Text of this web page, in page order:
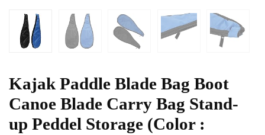
Kajak Paddle Blade Bag Boot
Canoe Blade Carry Bag Stand-
up Peddel Storage (Color :